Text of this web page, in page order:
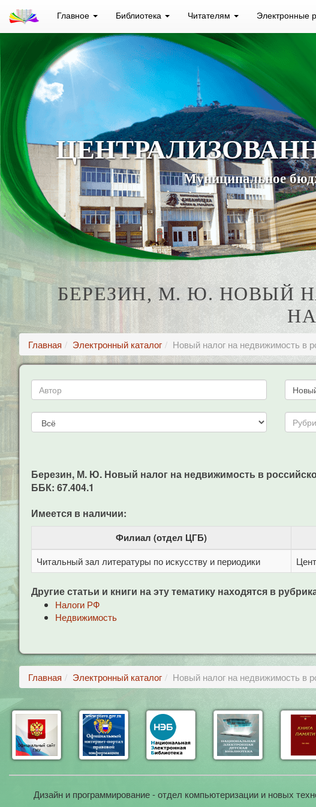
Главное Библиотека Читателям Электронные
Муниципальное
БЕРЕЗИН, М. Ю. НОВЫЙ
Главная Электронный каталог Новый налог на недвижимость в
Березин, М. Ю. Новый налог на недвижимость в
ББК: 67.404.1
Имеется в наличии:
Филиал (отдел ЦГБ)
Читальный зал литературы по искусству и периодики
Другие статьи и книги на эту тематику находятся в
Налоги РФ
Недвижимость
Главная Электронный каталог Новый налог на недвижимость в
Дизайн и программирование - отдел компьютеризации и новых